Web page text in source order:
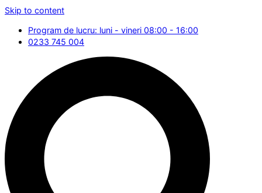
Skip to content
Program de lucru: luni - vineri 08:00 - 16:00
0233 745 004